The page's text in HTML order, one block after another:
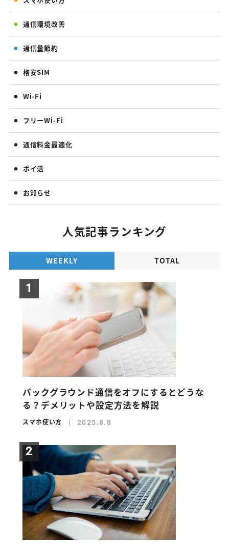
通信環境改善
通信量節約
格安SIM
Wi-Fi
フリーWi-Fi
通信料金最適化
ポイ活
お知らせ
人気記事ランキング
WEEKLY TOTAL
バックグラウンド通信をオフにするとどうな
る？デメリットや設定方法を解説
スマホ使い方 2025.8.8